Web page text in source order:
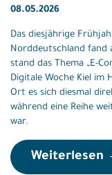
08.05.2026
Das diesjährige
Norddeutschland fand
stand das Thema „E-
Digitale Woche Kiel im
Ort es sich diesmal
während eine Reihe
war.
Weiterlesen